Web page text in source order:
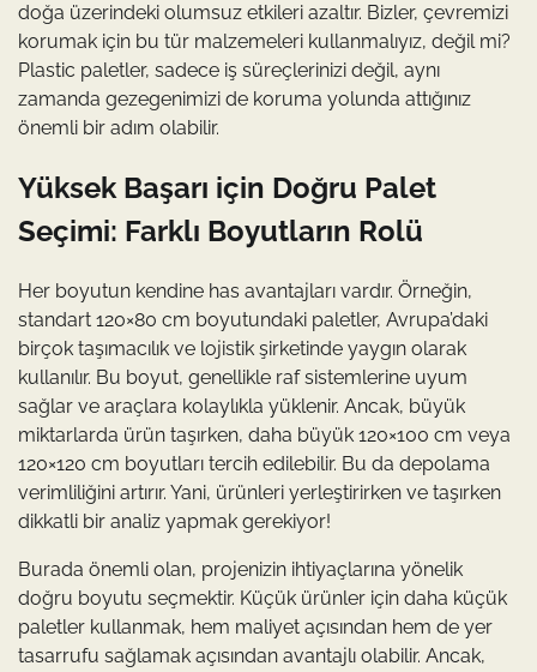
doğa üzerindeki olumsuz etkileri azaltır. Bizler, çevremizi
korumak için bu tür malzemeleri kullanmalıyız, değil mi?
Plastic paletler, sadece iş süreçlerinizi değil, aynı
zamanda gezegenimizi de koruma yolunda attığınız
önemli bir adım olabilir.
Yüksek Başarı için Doğru Palet
Seçimi: Farklı Boyutların Rolü
Her boyutun kendine has avantajları vardır. Örneğin,
standart 120×80 cm boyutundaki paletler, Avrupa’daki
birçok taşımacılık ve lojistik şirketinde yaygın olarak
kullanılır. Bu boyut, genellikle raf sistemlerine uyum
sağlar ve araçlara kolaylıkla yüklenir. Ancak, büyük
miktarlarda ürün taşırken, daha büyük 120×100 cm veya
120×120 cm boyutları tercih edilebilir. Bu da depolama
verimliliğini artırır. Yani, ürünleri yerleştirirken ve taşırken
dikkatli bir analiz yapmak gerekiyor!
Burada önemli olan, projenizin ihtiyaçlarına yönelik
doğru boyutu seçmektir. Küçük ürünler için daha küçük
paletler kullanmak, hem maliyet açısından hem de yer
tasarrufu sağlamak açısından avantajlı olabilir. Ancak,